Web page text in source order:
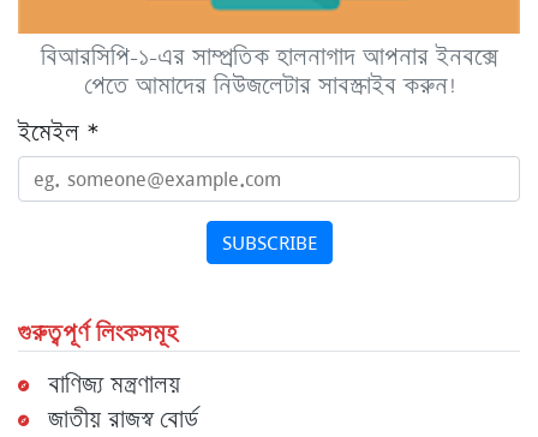
বিআরসিপি-১-এর সাম্প্রতিক হালনাগাদ আপনার ইনবক্সে
পেতে আমাদের নিউজলেটার সাবস্ক্রাইব করুন!
ইমেইল *
SUBSCRIBE
গুরুত্বপূর্ণ লিংকসমূহ
বাণিজ্য মন্ত্রণালয়
জাতীয় রাজস্ব বোর্ড